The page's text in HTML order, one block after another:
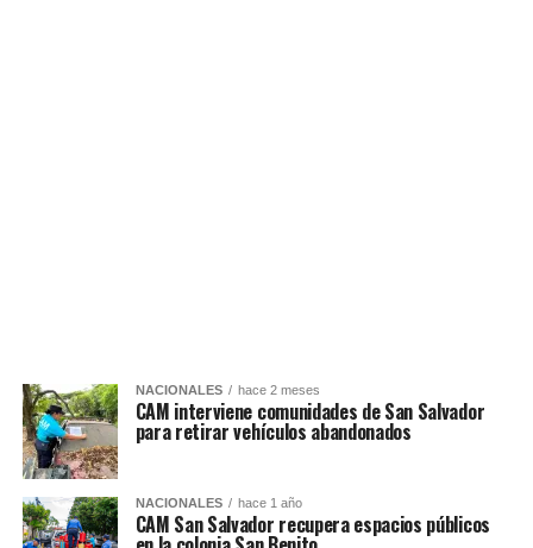
NACIONALES hace 2 meses
CAM interviene comunidades de San Salvador
para retirar vehículos abandonados
NACIONALES hace 1 año
CAM San Salvador recupera espacios públicos